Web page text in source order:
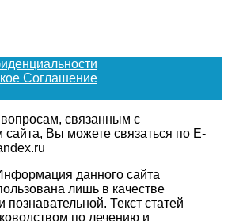
Соглашение
связанным с
Вы можете связаться по E-
данного сайта
лишь в качестве
познавательной. Текст статей
по лечению и